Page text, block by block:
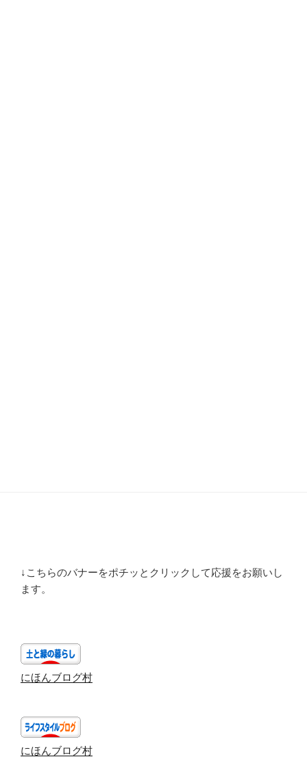
↓こちらのバナーをポチッとクリックして応援をお願いし
ます。
にほんブログ村
にほんブログ村